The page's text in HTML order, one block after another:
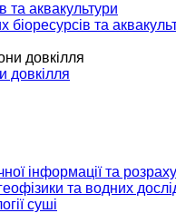
та аквакультури
біоресурсів та
довкілля
інформації та
та водних
суші